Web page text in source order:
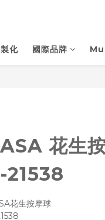
化 國際品牌
花生
21538
花生按摩球